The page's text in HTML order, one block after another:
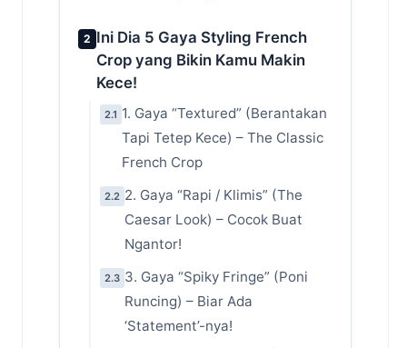
2 Ini Dia 5 Gaya Styling French
Crop yang Bikin Kamu Makin
Kece!
2.1 1. Gaya “Textured” (Berantakan
Tapi Tetep Kece) – The Classic
French Crop
2.2 2. Gaya “Rapi / Klimis” (The
Caesar Look) – Cocok Buat
Ngantor!
2.3 3. Gaya “Spiky Fringe” (Poni
Runcing) – Biar Ada
‘Statement’-nya!